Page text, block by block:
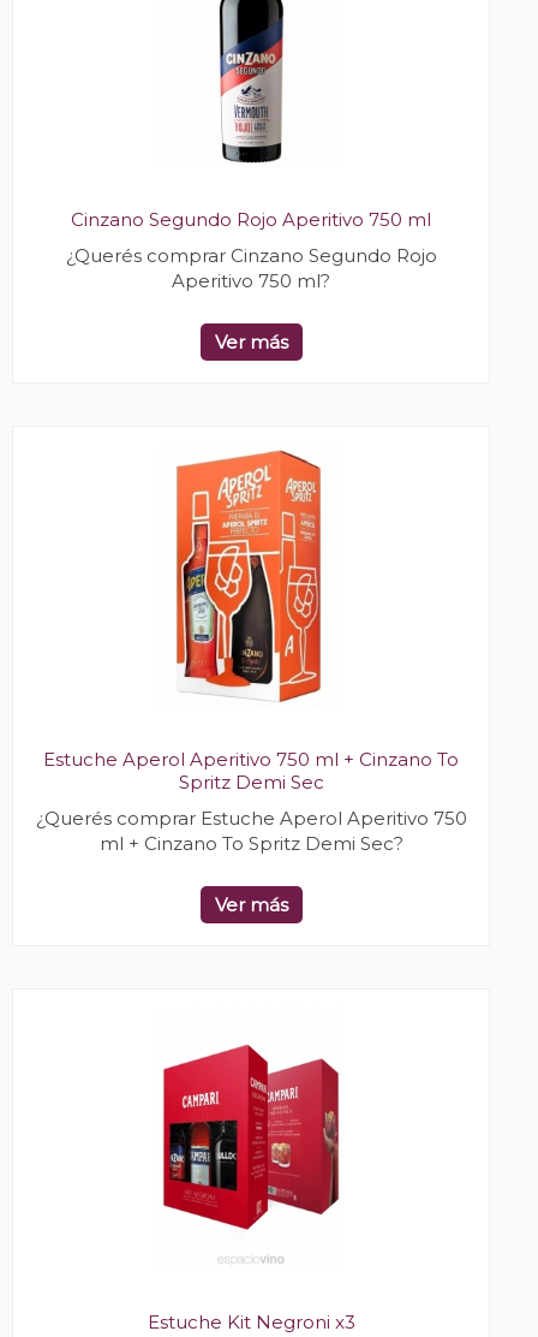
Cinzano Segundo Rojo Aperitivo 750 ml
¿Querés comprar Cinzano Segundo Rojo
Aperitivo 750 ml?
Ver más
Estuche Aperol Aperitivo 750 ml + Cinzano To
Spritz Demi Sec
¿Querés comprar Estuche Aperol Aperitivo 750
ml + Cinzano To Spritz Demi Sec?
Ver más
Estuche Kit Negroni x3